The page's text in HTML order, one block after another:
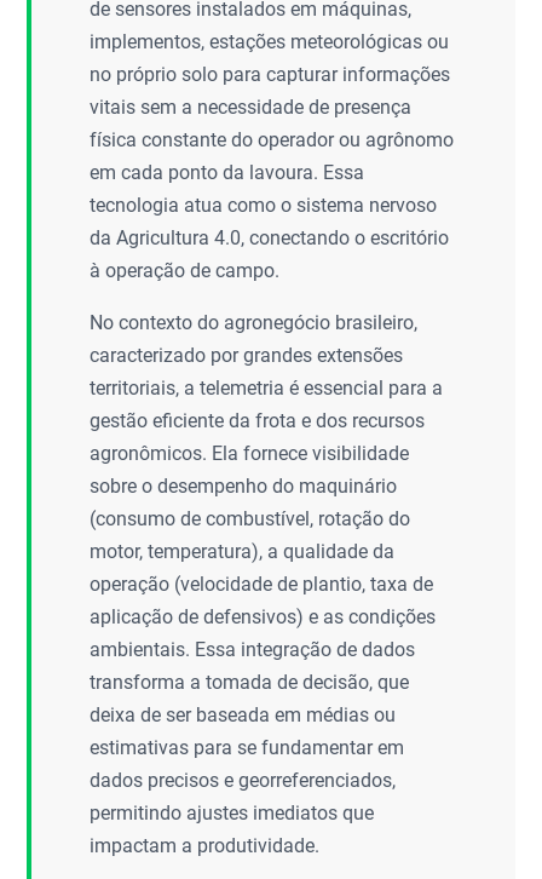
de sensores instalados em máquinas,
implementos, estações meteorológicas ou
no próprio solo para capturar informações
vitais sem a necessidade de presença
física constante do operador ou agrônomo
em cada ponto da lavoura. Essa
tecnologia atua como o sistema nervoso
da Agricultura 4.0, conectando o escritório
à operação de campo.
No contexto do agronegócio brasileiro,
caracterizado por grandes extensões
territoriais, a telemetria é essencial para a
gestão eficiente da frota e dos recursos
agronômicos. Ela fornece visibilidade
sobre o desempenho do maquinário
(consumo de combustível, rotação do
motor, temperatura), a qualidade da
operação (velocidade de plantio, taxa de
aplicação de defensivos) e as condições
ambientais. Essa integração de dados
transforma a tomada de decisão, que
deixa de ser baseada em médias ou
estimativas para se fundamentar em
dados precisos e georreferenciados,
permitindo ajustes imediatos que
impactam a produtividade.